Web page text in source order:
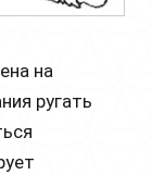
на
ругать